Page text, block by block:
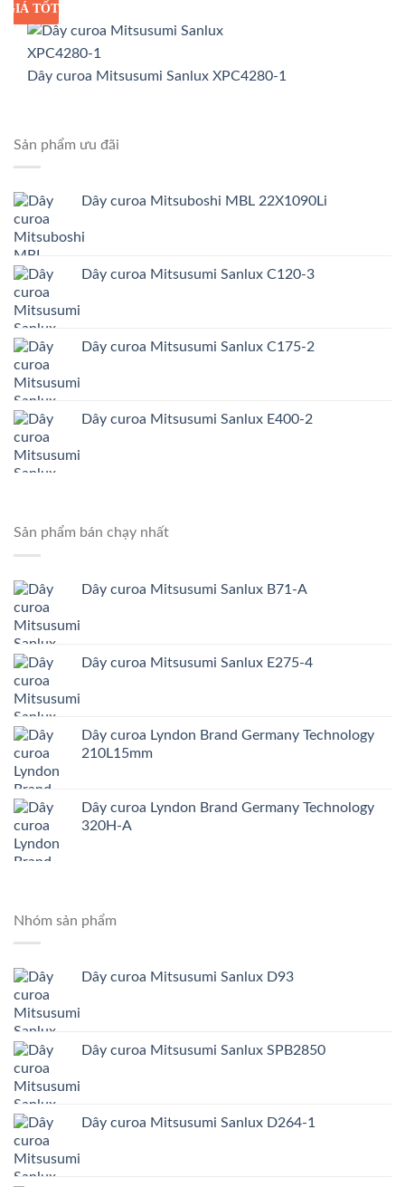
GIÁ SỈ
GIÁ TỐT
Dây curoa Mitsusumi Sanlux XPC4280-1
Sản phẩm ưu đãi
Dây curoa Mitsuboshi MBL 22X1090Li
Dây curoa Mitsusumi Sanlux C120-3
Dây curoa Mitsusumi Sanlux C175-2
Dây curoa Mitsusumi Sanlux E400-2
Sản phẩm bán chạy nhất
Dây curoa Mitsusumi Sanlux B71-A
Dây curoa Mitsusumi Sanlux E275-4
Dây curoa Lyndon Brand Germany Technology
210L15mm
Dây curoa Lyndon Brand Germany Technology
320H-A
Nhóm sản phẩm
Dây curoa Mitsusumi Sanlux D93
Dây curoa Mitsusumi Sanlux SPB2850
Dây curoa Mitsusumi Sanlux D264-1